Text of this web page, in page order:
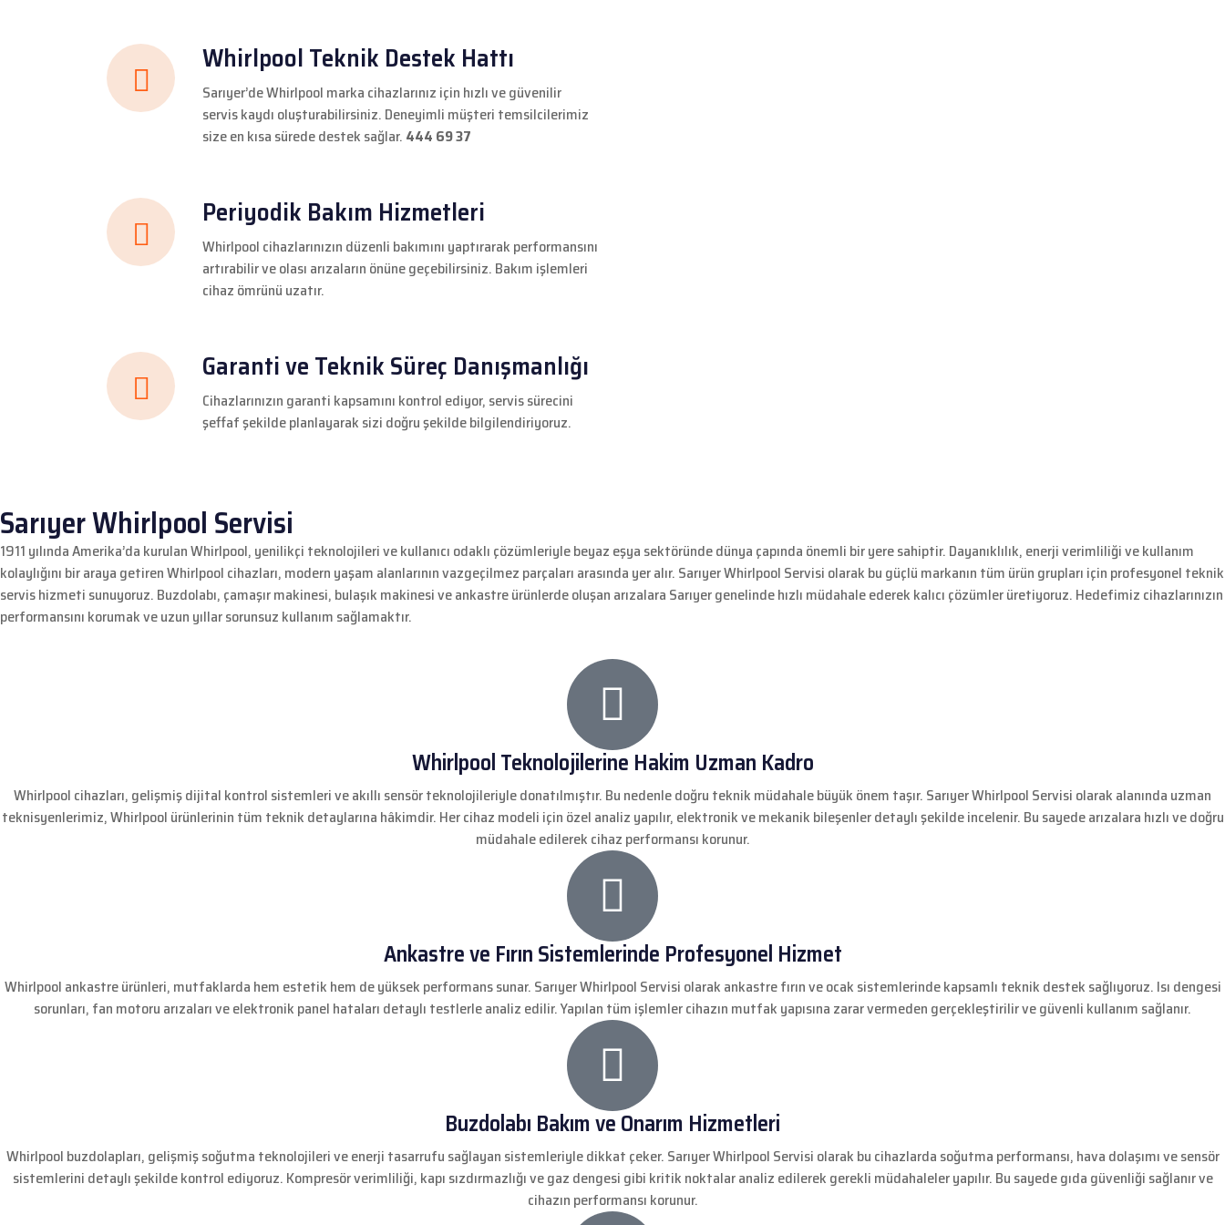
Whirlpool Teknik Destek Hattı
Sarıyer’de Whirlpool marka cihazlarınız için hızlı ve güvenilir
servis kaydı oluşturabilirsiniz. Deneyimli müşteri temsilcilerimiz
size en kısa sürede destek sağlar. 444 69 37
Periyodik Bakım Hizmetleri
Whirlpool cihazlarınızın düzenli bakımını yaptırarak performansını
artırabilir ve olası arızaların önüne geçebilirsiniz. Bakım işlemleri
cihaz ömrünü uzatır.
Garanti ve Teknik Süreç Danışmanlığı
Cihazlarınızın garanti kapsamını kontrol ediyor, servis sürecini
şeffaf şekilde planlayarak sizi doğru şekilde bilgilendiriyoruz.
Sarıyer Whirlpool Servisi
1911 yılında Amerika’da kurulan Whirlpool, yenilikçi teknolojileri ve kullanıcı odaklı çözümleriyle beyaz eşya sektöründe dünya çapında önemli bir yere sahiptir. Dayanıklılık, enerji verimliliği ve kullanım
kolaylığını bir araya getiren Whirlpool cihazları, modern yaşam alanlarının vazgeçilmez parçaları arasında yer alır. Sarıyer Whirlpool Servisi olarak bu güçlü markanın tüm ürün grupları için profesyonel teknik
servis hizmeti sunuyoruz. Buzdolabı, çamaşır makinesi, bulaşık makinesi ve ankastre ürünlerde oluşan arızalara Sarıyer genelinde hızlı müdahale ederek kalıcı çözümler üretiyoruz. Hedefimiz cihazlarınızın
performansını korumak ve uzun yıllar sorunsuz kullanım sağlamaktır.
Whirlpool Teknolojilerine Hakim Uzman Kadro
Whirlpool cihazları, gelişmiş dijital kontrol sistemleri ve akıllı sensör teknolojileriyle donatılmıştır. Bu nedenle doğru teknik müdahale büyük önem taşır. Sarıyer Whirlpool Servisi olarak alanında uzman
teknisyenlerimiz, Whirlpool ürünlerinin tüm teknik detaylarına hâkimdir. Her cihaz modeli için özel analiz yapılır, elektronik ve mekanik bileşenler detaylı şekilde incelenir. Bu sayede arızalara hızlı ve doğru
müdahale edilerek cihaz performansı korunur.
Ankastre ve Fırın Sistemlerinde Profesyonel Hizmet
Whirlpool ankastre ürünleri, mutfaklarda hem estetik hem de yüksek performans sunar. Sarıyer Whirlpool Servisi olarak ankastre fırın ve ocak sistemlerinde kapsamlı teknik destek sağlıyoruz. Isı dengesi
sorunları, fan motoru arızaları ve elektronik panel hataları detaylı testlerle analiz edilir. Yapılan tüm işlemler cihazın mutfak yapısına zarar vermeden gerçekleştirilir ve güvenli kullanım sağlanır.
Buzdolabı Bakım ve Onarım Hizmetleri
Whirlpool buzdolapları, gelişmiş soğutma teknolojileri ve enerji tasarrufu sağlayan sistemleriyle dikkat çeker. Sarıyer Whirlpool Servisi olarak bu cihazlarda soğutma performansı, hava dolaşımı ve sensör
sistemlerini detaylı şekilde kontrol ediyoruz. Kompresör verimliliği, kapı sızdırmazlığı ve gaz dengesi gibi kritik noktalar analiz edilerek gerekli müdahaleler yapılır. Bu sayede gıda güvenliği sağlanır ve
cihazın performansı korunur.